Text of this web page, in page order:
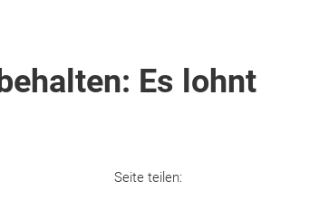
Es lohnt
Seite teilen: